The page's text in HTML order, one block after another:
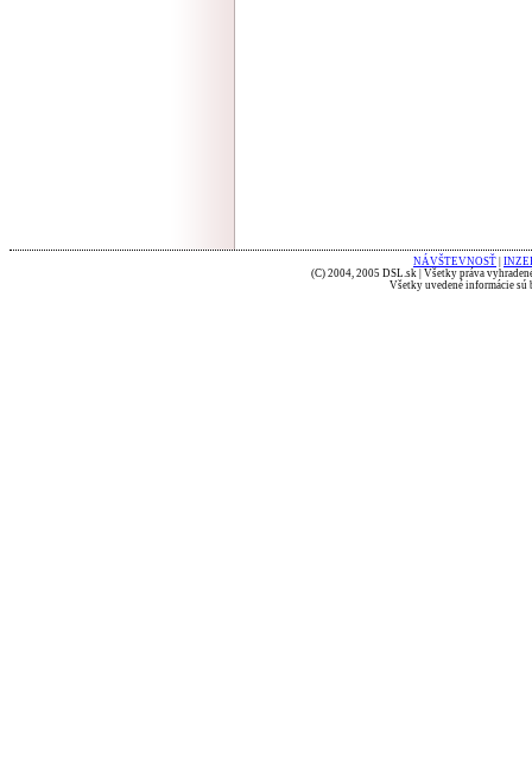
NÁVŠTEVNOSŤ
(C) 2004, 2005 DSL.sk | Všetky práva
Všetky uvedené informácie sú